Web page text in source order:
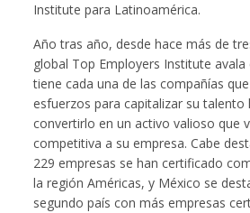
Institute para Latinoamérica.
Año tras año, desde hace más de
global Top Employers Institute
tiene cada una de las compañías
esfuerzos para capitalizar su talento
convertirlo en un activo valioso que
competitiva a su empresa. Cabe
229 empresas se han certificado
la región Américas, y México se
segundo país con más empresas